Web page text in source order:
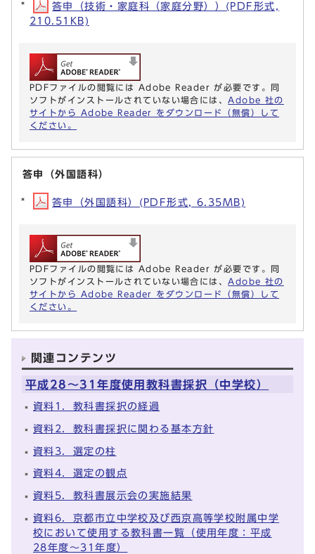
答申（技術・家庭科（家庭分野））(PDF形式,
210.51KB)
PDFファイルの閲覧には Adobe Reader が必要です。同
ソフトがインストールされていない場合には、 Adobe 社の
サイトから Adobe Reader をダウンロード（無償）して
ください。
答申（外国語科）
答申（外国語科）(PDF形式, 6.35MB)
PDFファイルの閲覧には Adobe Reader が必要です。同
ソフトがインストールされていない場合には、 Adobe 社の
サイトから Adobe Reader をダウンロード（無償）して
ください。
関連コンテンツ
平成28～31年度使用教科書採択（中学校）
資料1．教科書採択の経過
資料2．教科書採択に関わる基本方針
資料3．選定の柱
資料4．選定の観点
資料5．教科書展示会の実施結果
資料6．京都市立中学校及び西京高等学校附属中学
校において使用する教科書一覧（使用年度：平成
28年度～31年度）